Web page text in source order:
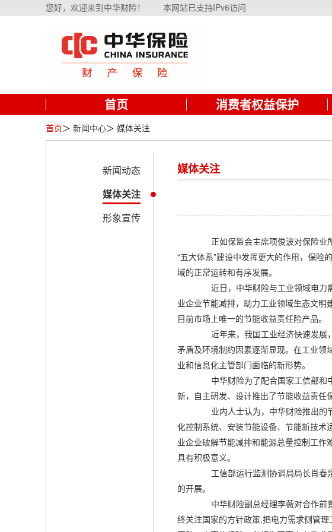
您好，欢迎来到中华财险！ 本网站已支持IPv6访问
首页 消费者权益保护
首页＞ 新闻中心＞ 媒体关注
新闻动态
媒体关注
形象宣传
媒体关注
正如保监会主席项俊波对保险业
“五大体系”建设中发挥更大的作用，保
域的正常运转和有序发展。
近日，中华财险与工业领域电力
业企业节能减排，助力工业领域生态文
目前市场上唯一的节能收益责任险产品。
近年来，我国工业经济快速发展
矛盾及环境制约因素逐渐显现。在工业
业和信息化主管部门面临的新形势。
中华财险为了配合国家工信部和
新，自主研发、设计推出了节能收益责任
业内人士认为，中华财险推出的
化控制系统、安装节能设备、节能新技
业企业破解节能减排和能源总量控制工作
具有积极意义。
工信部运行监测协调局局长肖春
的开展。
中华财险副总经理李薇对合作前
终关注国家的方针政策,把电力需求侧管